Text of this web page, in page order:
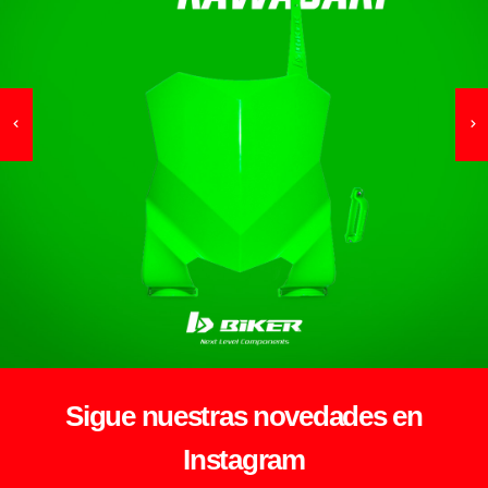
Sigue nuestras novedades en
Instagram